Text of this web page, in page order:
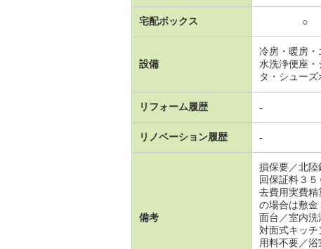
宅配ボックス ○
設備
冷房・暖房
水洗浄便座
タ・シュー
リフォーム履歴 -
リノベーション履歴 -
備考
損保要／北
回保証料３
去費用実費
の場合は敷
面台／室内
対面式キッ
用料不要／